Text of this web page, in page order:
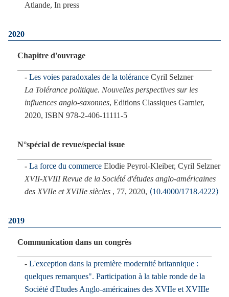
Atlande, In press
2020
Chapitre d'ouvrage
Les voies paradoxales de la tolérance Cyril Selzner
La Tolérance politique. Nouvelles perspectives sur les
influences anglo-saxonnes, Editions Classiques Garnier,
2020, ISBN 978-2-406-11111-5
N°spécial de revue/special issue
La force du commerce Elodie Peyrol-Kleiber, Cyril Selzner
XVII-XVIII Revue de la Société d'études anglo-américaines
des XVIIe et XVIIIe siècles , 77, 2020, ⟨10.4000/1718.4222⟩
2019
Communication dans un congrès
L'exception dans la première modernité britannique :
quelques remarques". Participation à la table ronde de la
Société d'Etudes Anglo-américaines des XVIIe et XVIIIe